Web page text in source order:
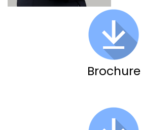
Brochure